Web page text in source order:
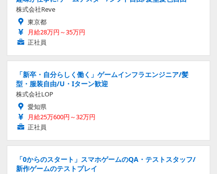
株式会社Reve
東京都
月給28万円～35万円
正社員
「新卒・自分らしく働く」ゲームインフラエンジニア/髪
型・服装自由/U・Iターン歓迎
株式会社LOP
愛知県
月給25万600円～32万円
正社員
「0からのスタート」スマホゲームのQA・テストスタッフ/
新作ゲームのテストプレイ